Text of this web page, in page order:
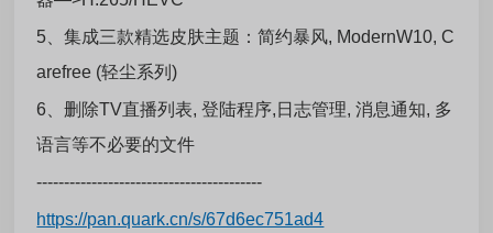
5、集成三款精选皮肤主题：简约暴风, ModernW10, C
arefree (轻尘系列)
6、删除TV直播列表, 登陆程序,日志管理, 消息通知, 多
语言等不必要的文件
-----------------------------------------
https://pan.quark.cn/s/67d6ec751ad4